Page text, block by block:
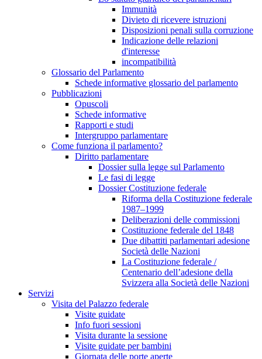
Immunità
Divieto di ricevere istruzioni
Disposizioni penali sulla corruzione
Indicazione delle relazioni
d'interesse
incompatibilità
Glossario del Parlamento
Schede informative glossario del parlamento
Pubblicazioni
Opuscoli
Schede informative
Rapporti e studi
Intergruppo parlamentare
Come funziona il parlamento?
Diritto parlamentare
Dossier sulla legge sul Parlamento
Le fasi di legge
Dossier Costituzione federale
Riforma della Costituzione federale
1987–1999
Deliberazioni delle commissioni
Costituzione federale del 1848
Due dibattiti parlamentari adesione
Società delle Nazioni
La Costituzione federale /
Centenario dell’adesione della
Svizzera alla Società delle Nazioni
Servizi
Visita del Palazzo federale
Visite guidate
Info fuori sessioni
Visita durante la sessione
Visite guidate per bambini
Giornata delle porte aperte